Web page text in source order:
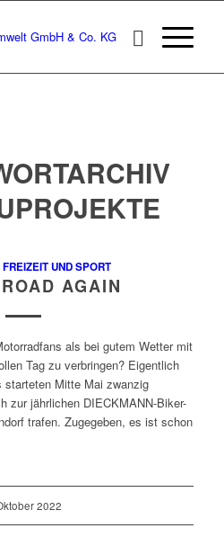
FREIZEIT UND SPORT
AGAIN
als bei gutem Wetter mit
Tag zu verbringen? Eigentlich
Mitte Mai zwanzig
zur jährlichen DIECKMANN-Biker-
trafen. Zugegeben, es ist schon
2022